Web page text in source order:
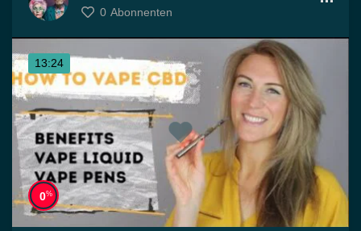
0 Abonnenten
13:24
0%